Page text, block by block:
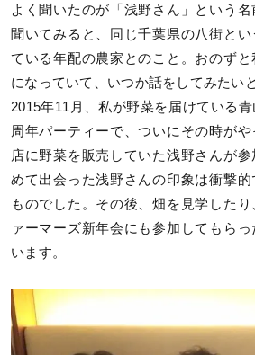
よく聞いたのが「浅野さん」という
聞いてみると、同じ千葉県の八街と
ている年配の農家とのこと。おのず
になっていて、いつか話をしてみたい
2015年11月、私が野菜を届けている
周年パーティーで、ついにその時が
店に野菜を販売していた浅野さんが
めて出会った浅野さんの印象は衝撃
ものでした。その後、畑を見学した
ァーマーズ新年会にも参加してもら
います。